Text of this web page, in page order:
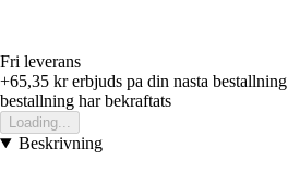
Fri leverans
+65,35 krerbjuds pa din nasta bestallning
bestallning har bekraftats
Loading...
Beskrivning